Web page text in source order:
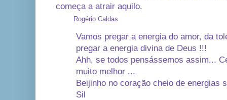
começa a atrair aquilo.
Rogério Caldas
Vamos pregar a energia do amor, da
pregar a energia divina de Deus !!!
Ahh, se todos pensássemos assim...
muito melhor ...
Beijinho no coração cheio de energias
Sil